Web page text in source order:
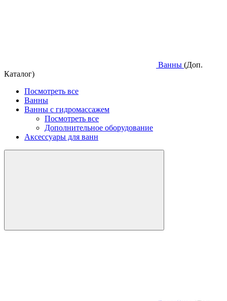
Ванны (Доп.
Каталог)
Посмотреть все
Ванны
Ванны с гидромассажем
Посмотреть все
Дополнительное оборудование
Аксессуары для ванн